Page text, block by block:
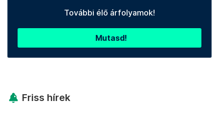
További élő árfolyamok!
Mutasd!
Friss hírek